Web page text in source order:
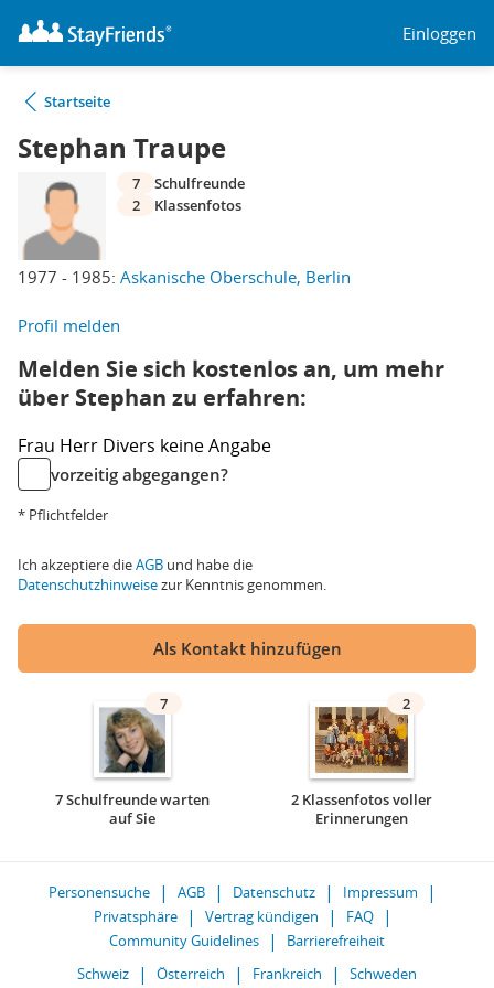
Einloggen
Startseite
Stephan Traupe
1977 - 1985: Askanische Oberschule, Berlin
7
Schulfreunde
2
Klassenfotos
Profil melden
Melden Sie sich kostenlos an, um mehr
über Stephan zu erfahren:
Frau Herr Divers keine Angabe
vorzeitig abgegangen?
* Pflichtfelder
Ich akzeptiere dieAGB und habe die
Datenschutzhinweisezur Kenntnis genommen.
Als Kontakt hinzufügen
7
7 Schulfreunde warten
auf Sie
2
2 Klassenfotos voller
Erinnerungen
Personensuche AGB Datenschutz
Impressum
Privatsphäre
Vertrag kündigen
FAQ
Community Guidelines
Barrierefreiheit
Schweiz
Österreich Frankreich Schweden